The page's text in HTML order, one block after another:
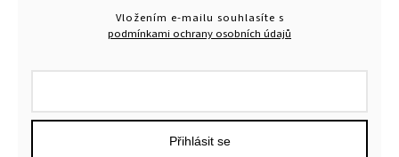
Vložením e-mailu souhlasíte s
podmínkami ochrany osobních údajů
Přihlásit se